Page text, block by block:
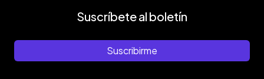
Suscríbete al boletín
Suscribirme